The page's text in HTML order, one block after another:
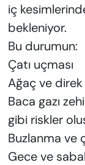
iç
bekleniyor.
Bu durumun:
Çatı uçması
Ağaç ve
Baca gazı
gibi riskler
Buzlanma ve
Gece ve